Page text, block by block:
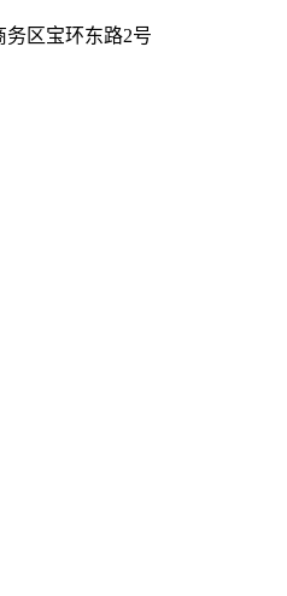
区宝环东路2号